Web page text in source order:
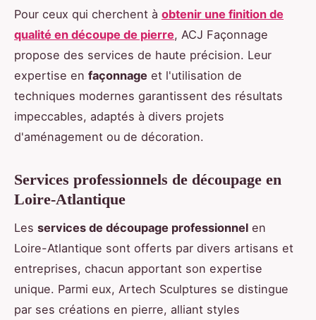
Pour ceux qui cherchent à obtenir une finition de
qualité en découpe de pierre, ACJ Façonnage
propose des services de haute précision. Leur
expertise en façonnage et l'utilisation de
techniques modernes garantissent des résultats
impeccables, adaptés à divers projets
d'aménagement ou de décoration.
Services professionnels de découpage en
Loire-Atlantique
Les services de découpage professionnel en
Loire-Atlantique sont offerts par divers artisans et
entreprises, chacun apportant son expertise
unique. Parmi eux, Artech Sculptures se distingue
par ses créations en pierre, alliant styles